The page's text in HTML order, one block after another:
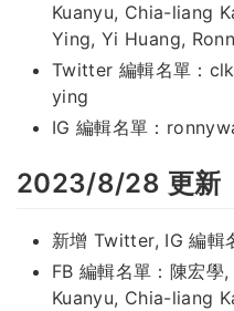
Kuanyu, Chia-liang
Ying, Yi Huang,
Twitter 編輯名單：
ying
IG 編輯名單：
2023/8/28 更新
新增 Twitter, IG 編輯
FB 編輯名單：陳宏
Kuanyu, Chia-liang